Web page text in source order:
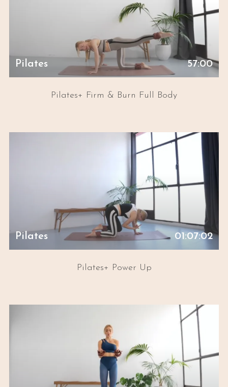
Pilates 57:00
Pilates+ Firm & Burn Full Body
Pilates 01:07:02
Pilates+ Power Up